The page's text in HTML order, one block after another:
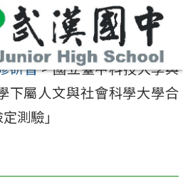
研習>國立臺中科技大學與
下屬人文與社會科學大學合
測驗」